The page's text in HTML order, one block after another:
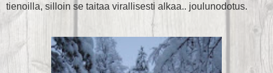
tienoilla, silloin se taitaa virallisesti alkaa.. joulunodotus.